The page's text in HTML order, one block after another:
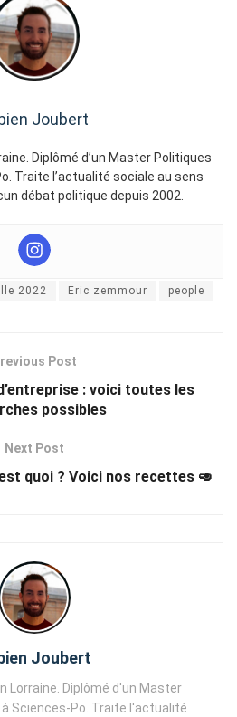
Joubert
Diplômé d’un Master Politiques
Traite l’actualité sociale au sens
débat politique depuis 2002.
2022 Eric zemmour people
Post
: voici toutes les
possibles
Next Post
quoi ? Voici nos recettes 🥑
Joubert
Lorraine. Diplômé d'un Master
Sciences-Po. Traite l'actualité